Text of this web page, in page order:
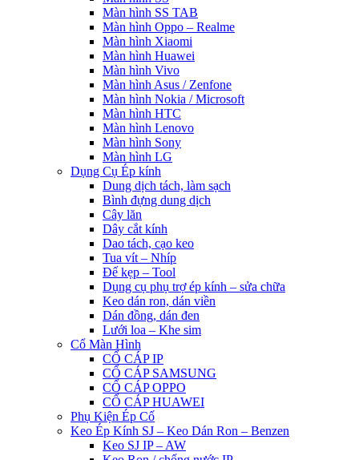
Màn hình SS TAB
Màn hình Oppo – Realme
Màn hình Xiaomi
Màn hình Huawei
Màn hình Vivo
Màn hình Asus / Zenfone
Màn hình Nokia / Microsoft
Màn hình HTC
Màn hình Lenovo
Màn hình Sony
Màn hình LG
Dụng Cụ Ép kính
Dung dịch tách, làm sạch
Bình đựng dung dịch
Cây lăn
Dây cắt kính
Dao tách, cạo keo
Tua vít – Nhíp
Đế kẹp – Tool
Dụng cụ phụ trợ ép kính – sửa chữa
Keo dán ron, dán viền
Dán đồng, dán đen
Lưới loa – Khe sim
Cổ Màn Hình
CỔ CÁP IP
CỔ CÁP SAMSUNG
CỔ CÁP OPPO
CỔ CÁP HUAWEI
Phụ Kiện Ép Cố
Keo Ép Kính SJ – Keo Dán Ron – Benzen
Keo SJ IP – AW